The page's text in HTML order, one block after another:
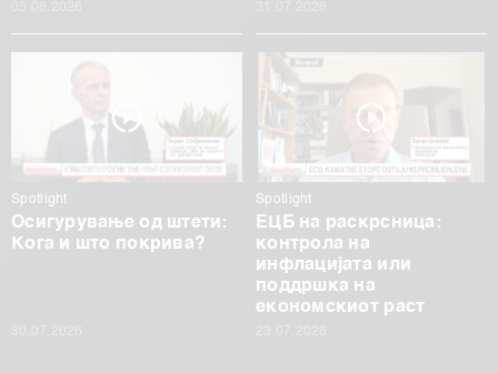
Spotlight
Осигурување од штети:
Кога и што покрива?
Spotlight
ЕЦБ на раскрсница:
контрола на
инфлацијата или
поддршка на
економскиот раст